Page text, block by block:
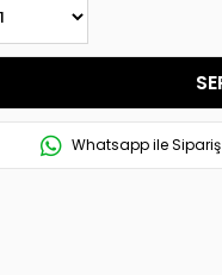
Whatsapp ile Sipariş